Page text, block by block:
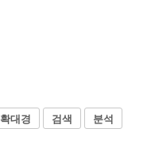
확대경 검색
분석